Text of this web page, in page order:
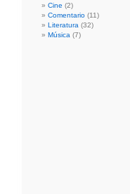
Cine (2)
Comentario (11)
Literatura (32)
Música (7)